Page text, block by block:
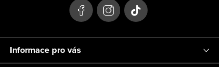
Informace pro vás